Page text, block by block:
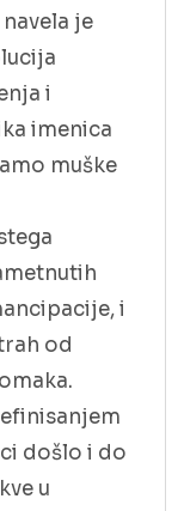
je
i
imenica
muške
i
od
došlo i do
u